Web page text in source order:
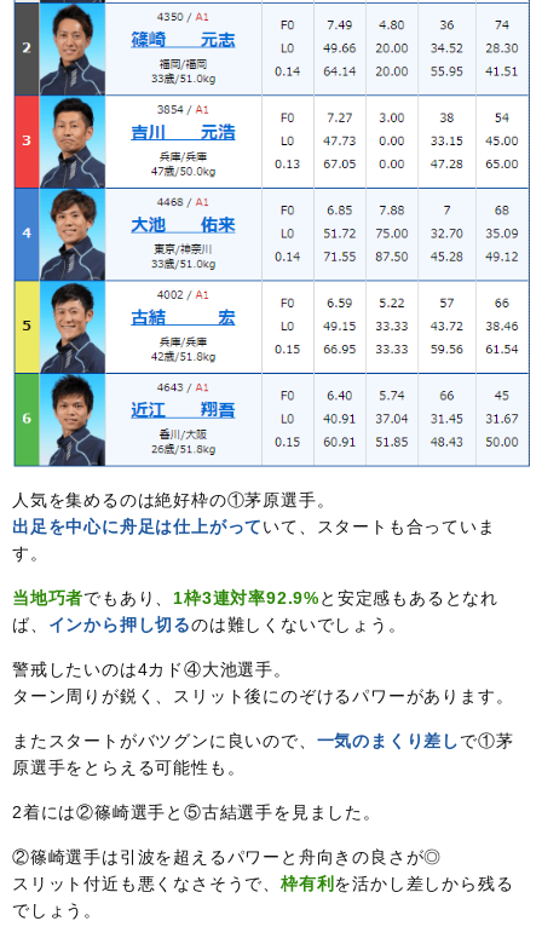
人気を集めるのは絶好枠の①茅原選手。
出足を中心に舟足は仕上がっていて、スタートも合っていま
す。
当地巧者でもあり、1枠3連対率92.9%と安定感もあるとなれ
ば、 インから押し切るのは難しくないでしょう。
警戒したいのは4カド④大池選手。
ターン周りが鋭く、スリット後にのぞけるパワーがあります。
またスタートがバツグンに良いので、 一気のまくり差しで①茅
原選手をとらえる可能性も。
2着には②篠崎選手と⑤古結選手を見ました。
②篠崎選手は引波を超えるパワーと舟向きの良さが◎
スリット付近も悪くなさそうで、 枠有利 を活かし差しから残る
でしょう。